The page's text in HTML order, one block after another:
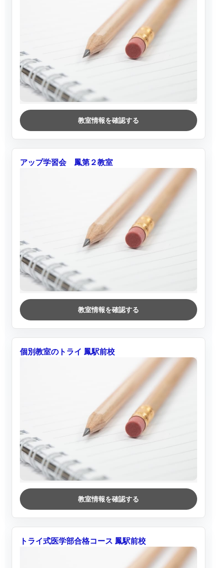
教室情報を確認する
アップ学習会 鳳第２教室
教室情報を確認する
個別教室のトライ 鳳駅前校
教室情報を確認する
トライ式医学部合格コース 鳳駅前校